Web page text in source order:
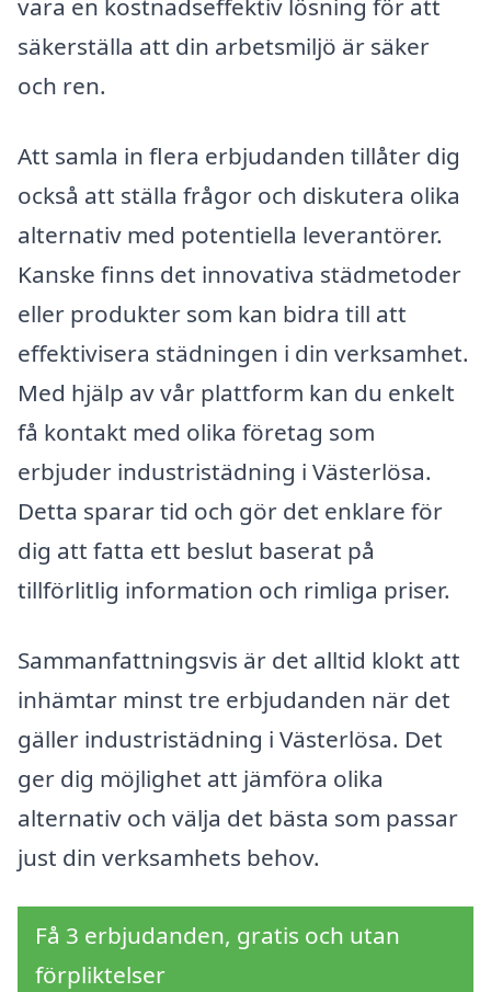
vara en kostnadseffektiv lösning för att
säkerställa att din arbetsmiljö är säker
och ren.
Att samla in flera erbjudanden tillåter dig
också att ställa frågor och diskutera olika
alternativ med potentiella leverantörer.
Kanske finns det innovativa städmetoder
eller produkter som kan bidra till att
effektivisera städningen i din verksamhet.
Med hjälp av vår plattform kan du enkelt
få kontakt med olika företag som
erbjuder industristädning i Västerlösa.
Detta sparar tid och gör det enklare för
dig att fatta ett beslut baserat på
tillförlitlig information och rimliga priser.
Sammanfattningsvis är det alltid klokt att
inhämtar minst tre erbjudanden när det
gäller industristädning i Västerlösa. Det
ger dig möjlighet att jämföra olika
alternativ och välja det bästa som passar
just din verksamhets behov.
Få 3 erbjudanden, gratis och utan
förpliktelser